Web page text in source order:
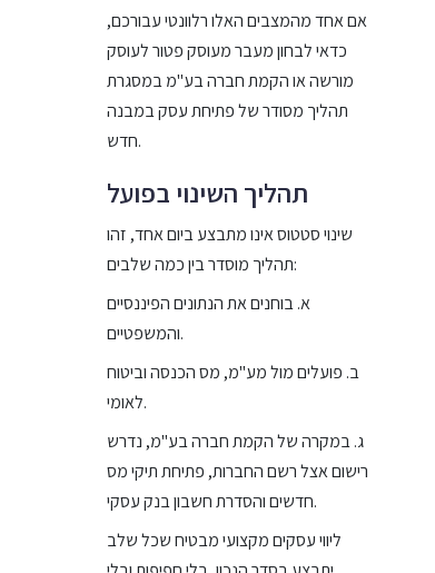
אם אחד מהמצבים האלו רלוונטי עבורכם,
כדאי לבחון מעבר מעוסק פטור לעוסק
מורשה או הקמת חברה בע"מ במסגרת
תהליך מסודר של פתיחת עסק במבנה
חדש.
תהליך השינוי בפועל
שינוי סטטוס אינו מתבצע ביום אחד, זהו
תהליך מוסדר בין כמה שלבים:
א. בוחנים את הנתונים הפיננסיים
והמשפטיים.
ב. פועלים מול מע"מ, מס הכנסה וביטוח
לאומי.
ג. במקרה של הקמת חברה בע"מ, נדרש
רישום אצל רשם החברות, פתיחת תיקי מס
חדשים והסדרת חשבון בנק עסקי.
ליווי עסקים מקצועי מבטיח שכל שלב